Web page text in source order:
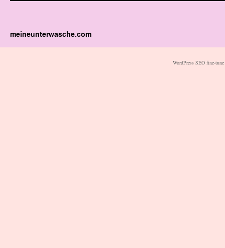
meineunterwasche.com
WordPress SEO fine-